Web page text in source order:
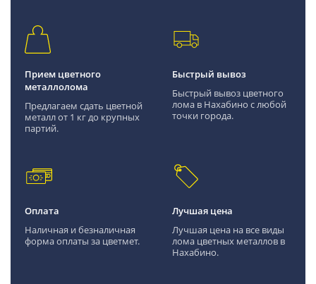
Прием цветного
металлолома
Предлагаем сдать цветной
металл от 1 кг до крупных
партий.
Быстрый вывоз
Быстрый вывоз цветного
лома в Нахабино с любой
точки города.
Оплата
Наличная и безналичная
форма оплаты за цветмет.
Лучшая цена
Лучшая цена на все виды
лома цветных металлов в
Нахабино.